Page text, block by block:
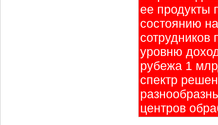
ее продукты
состоянию
уровню
рубежа 1
спектр
центров